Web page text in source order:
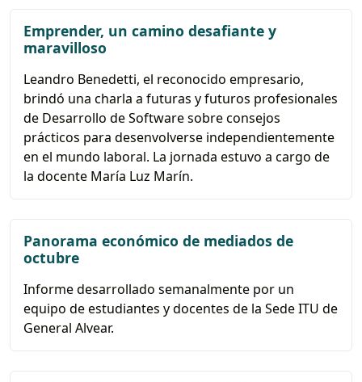
Emprender, un camino desafiante y
maravilloso
Leandro Benedetti, el reconocido empresario,
brindó una charla a futuras y futuros profesionales
de Desarrollo de Software sobre consejos
prácticos para desenvolverse independientemente
en el mundo laboral. La jornada estuvo a cargo de
la docente María Luz Marín.
Panorama económico de mediados de
octubre
Informe desarrollado semanalmente por un
equipo de estudiantes y docentes de la Sede ITU de
General Alvear.